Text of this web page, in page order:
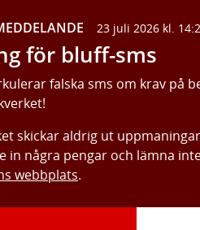
23 juli 2026 kl.
för bluff-sms
falska sms om krav på
skickar aldrig ut
in några pengar och lämna
webbplats.